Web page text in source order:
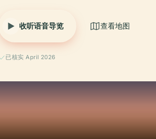
收听语音导览 查看地图
已核实 April 2026